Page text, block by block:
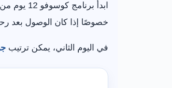
ابدأ
خصوصًا إذا كان الوصول بعد
في اليوم الثاني، يمكن ترتيب